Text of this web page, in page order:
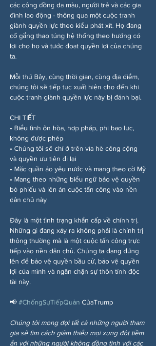
các cộng đồng da màu, người trẻ và các gia
đình lao động - thông qua một cuộc tranh
giành quyền lực theo kiểu phát xít. Họ đang
cố gắng thao túng hệ thống theo hướng có
lợi cho họ và tước đoạt quyền lợi của chúng
ta.
Mỗi thứ Bảy, cùng thời gian, cùng địa điểm,
chúng tôi sẽ tiếp tục xuất hiện cho đến khi
cuộc tranh giành quyền lực này bị đánh bại.
CHI TIẾT
• Biểu tình ôn hòa, hợp pháp, phi bạo lực,
không được phép
• Chúng tôi sẽ chỉ ở trên vỉa hè công cộng
và quyền ưu tiên đi lại
• Mặc quần áo yêu nước và mang theo cờ Mỹ
• Mang theo những biểu ngữ bảo vệ quyền
bỏ phiếu và lên án cuộc tấn công vào nền
dân chủ này
Đây là một tình trạng khẩn cấp về chính trị.
Những gì đang xảy ra không phải là chính trị
thông thường mà là một cuộc tấn công trực
tiếp vào nền dân chủ. Chúng ta đang đứng
lên để bảo vệ quyền bầu cử, bảo vệ quyền
lợi của mình và ngăn chặn sự thôn tính độc
tài này.
📢 #ChốngSựTiếpQuản CủaTrump
Chúng tôi mong đợi tất cả những người tham
gia sẽ tìm cách giảm thiểu mọi xung đột tiềm
ẩn với những người không đồng tình với các